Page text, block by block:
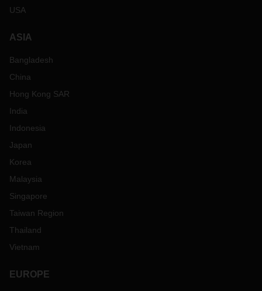
USA
ASIA
Bangladesh
China
Hong Kong SAR
India
Indonesia
Japan
Korea
Malaysia
Singapore
Taiwan Region
Thailand
Vietnam
EUROPE